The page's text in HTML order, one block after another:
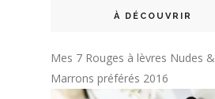
À DÉCOUVRIR
Mes 7 Rouges à lèvres Nudes &
Marrons préférés 2016